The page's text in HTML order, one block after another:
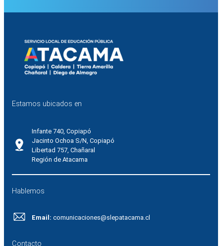
Estamos ubicados en
Infante 740, Copiapó
Jacinto Ochoa S/N, Copiapó
Libertad 757, Chañaral
Región de Atacama
Hablemos
Email: comunicaciones@slepatacama.cl
Contacto